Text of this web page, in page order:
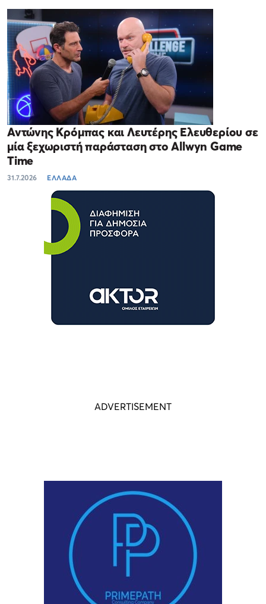
Αντώνης Κρόμπας και Λευτέρης Ελευθερίου σε
μία ξεχωριστή παράσταση στο Allwyn Game
Time
31.7.2026 ΕΛΛΑΔΑ